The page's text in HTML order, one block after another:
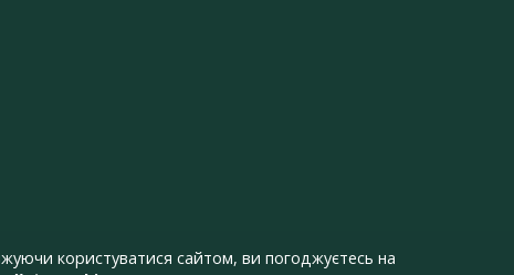
користуватися сайтом, ви погоджуєтесь на